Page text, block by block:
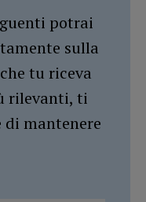
potrai
sulla
tu riceva
rilevanti, ti
mantenere